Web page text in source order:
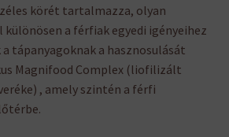
körét tartalmazza, olyan
a férfiak egyedi igényeihez
a tápanyagoknak a hasznosulását
Magnifood Complex (liofilizált
, amely szintén a férfi